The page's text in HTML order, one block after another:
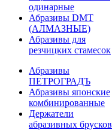
одинарные
Абразивы DMT
(АЛМАЗНЫЕ)
Абразивы для
резчицких стамесок
Абразивы
ПЕТРОГРАДЪ
Абразивы японские
комбинированные
Держатели
абразивных брусков